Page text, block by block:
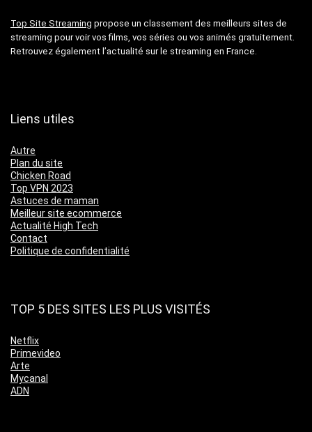
Top Site Streaming propose un classement des meilleurs sites de
streaming pour voir vos films, vos séries ou vos animés gratuitement.
Retrouvez également l’actualité sur le streaming en France.
Liens utiles
Autre
Plan du site
Chicken Road
Top VPN 2023
Astuces de maman
Meilleur site ecommerce
Actualité High Tech
Contact
Politique de confidentialité
TOP 5 DES SITES LES PLUS VISITÉS
Netflix
Primevideo
Arte
Mycanal
ADN